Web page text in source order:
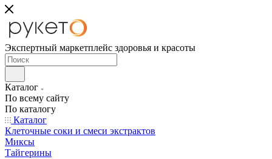
Экспертный маркетплейс здоровья и красоты
Каталог
По всему сайту
По каталогу
Каталог
Клеточные соки и смеси экстрактов
Миксы
Тайгерины